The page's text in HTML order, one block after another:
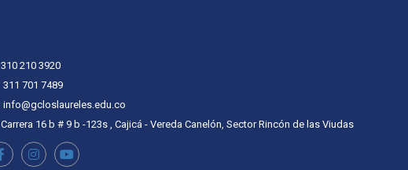
310 210 3920
311 701 7489
info@gcloslaureles.edu.co
Carrera 16 b # 9 b -123s , Cajicá - Vereda Canelón, Sector Rincón de las Viudas